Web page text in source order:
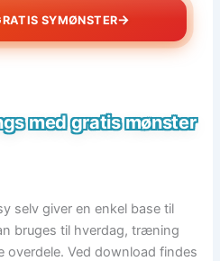
SYMØNSTER→
med gratis mønster
selv giver en enkel base til
bruges til hverdag, træning
overdele. Ved download findes